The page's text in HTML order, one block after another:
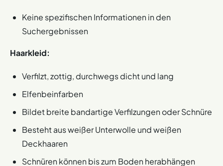
Keine spezifischen Informationen in den
Suchergebnissen
Haarkleid:
Verfilzt, zottig, durchwegs dicht und lang
Elfenbeinfarben
Bildet breite bandartige Verfilzungen oder Schnüre
Besteht aus weißer Unterwolle und weißen
Deckhaaren
Schnüren können bis zum Boden herabhängen